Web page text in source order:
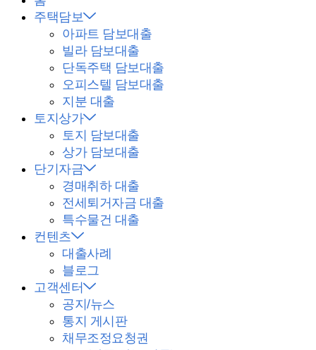
주택담보
아파트 담보대출
빌라 담보대출
단독주택 담보대출
오피스텔 담보대출
지분 대출
토지상가
토지 담보대출
상가 담보대출
단기자금
경매취하 대출
전세퇴거자금 대출
특수물건 대출
컨텐츠
대출사례
블로그
고객센터
공지/뉴스
통지 게시판
채무조정요청권